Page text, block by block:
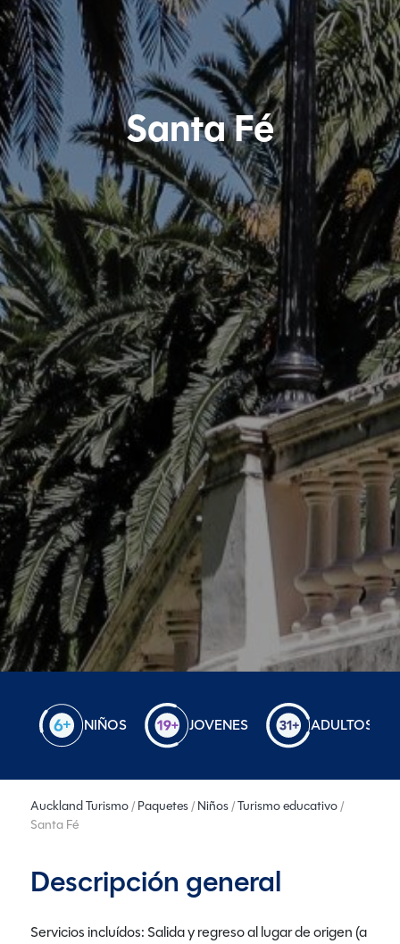
Santa Fé
NIÑOS JOVENES ADULTOS
Auckland Turismo / Paquetes / Niños /Turismo educativo /
Santa Fé
Descripción general
Servicios incluídos: Salida y regreso al lugar de origen (a